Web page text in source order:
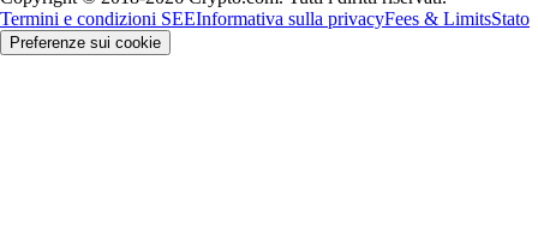
Termini e condizioni SEEInformativa sulla privacyFees & LimitsStato
Preferenze sui cookie